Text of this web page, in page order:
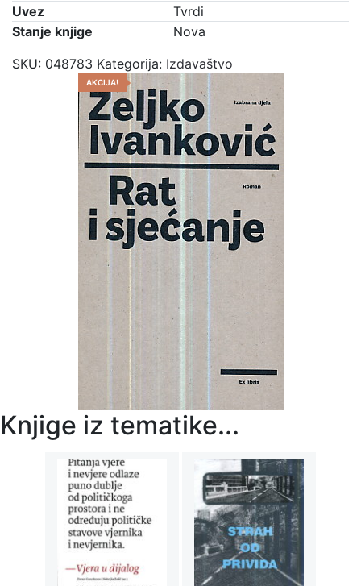
Uvez
Tvrdi
Stanje knjige
Nova
SKU: 048783 Kategorija: Izdavaštvo
AKCIJA!
Knjige iz tematike...